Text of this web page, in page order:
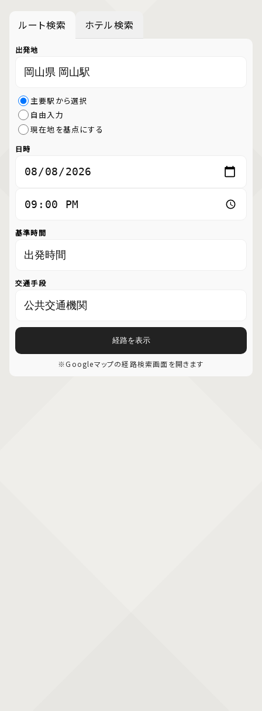
ルート検索 ホテル検索
出発地
主要駅から選択
自由入力
現在地を基点にする
日時
基準時間
交通手段
経路を表示
※Googleマップの経路検索画面を開きます